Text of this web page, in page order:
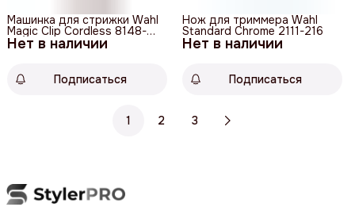
Нет в наличии
Машинка для стрижки Wahl
Magic Clip Cordless 8148-
316H
Подписаться
Нет в наличии
Нож для триммера Wahl
Standard Chrome 2111-216
Подписаться
1 2 3